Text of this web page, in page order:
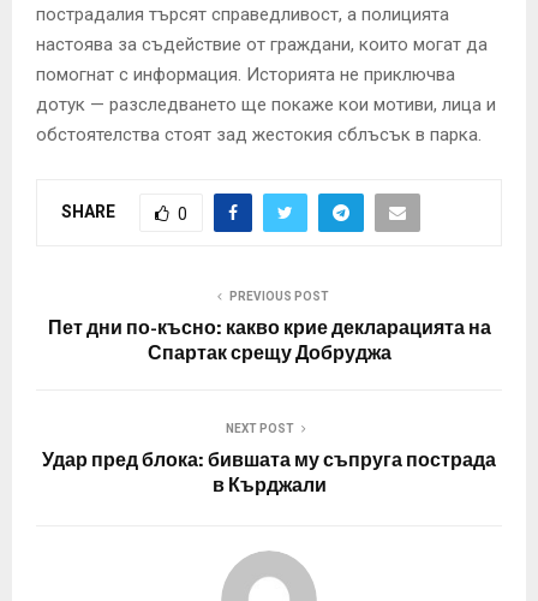
пострадалия търсят справедливост, а полицията
настоява за съдействие от граждани, които могат да
помогнат с информация. Историята не приключва
дотук — разследването ще покаже кои мотиви, лица и
обстоятелства стоят зад жестокия сблъсък в парка.
SHARE 0
PREVIOUS POST
Пет дни по-късно: какво крие декларацията на
Спартак срещу Добруджа
NEXT POST
Удар пред блока: бившата му съпруга пострада
в Кърджали